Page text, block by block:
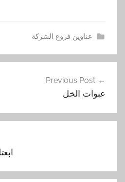
عناوين فروع الشركة
l
a
t
المقالات
Previous Post
عبوات الخل